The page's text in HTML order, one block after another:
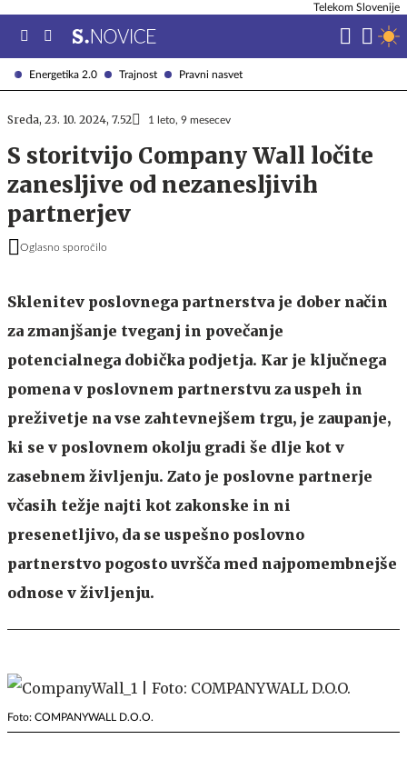
Energetika 2.0 Trajnost Pravni nasvet
Telekom Slovenije
Sreda, 23. 10. 2024, 7.52 1 leto, 9 mesecev
S storitvijo Company Wall ločite
zanesljive od nezanesljivih
partnerjev
Oglasno sporočilo
Sklenitev poslovnega partnerstva je dober način
za zmanjšanje tveganj in povečanje
potencialnega dobička podjetja. Kar je ključnega
pomena v poslovnem partnerstvu za uspeh in
preživetje na vse zahtevnejšem trgu, je zaupanje,
ki se v poslovnem okolju gradi še dlje kot v
zasebnem življenju. Zato je poslovne partnerje
včasih težje najti kot zakonske in ni
presenetljivo, da se uspešno poslovno
partnerstvo pogosto uvršča med najpomembnejše
odnose v življenju.
Foto: COMPANYWALL D.O.O.